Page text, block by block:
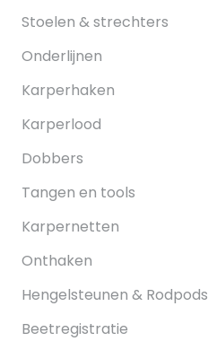
Stoelen & strechters
Onderlijnen
Karperhaken
Karperlood
Dobbers
Tangen en tools
Karpernetten
Onthaken
Hengelsteunen & Rodpods
Beetregistratie